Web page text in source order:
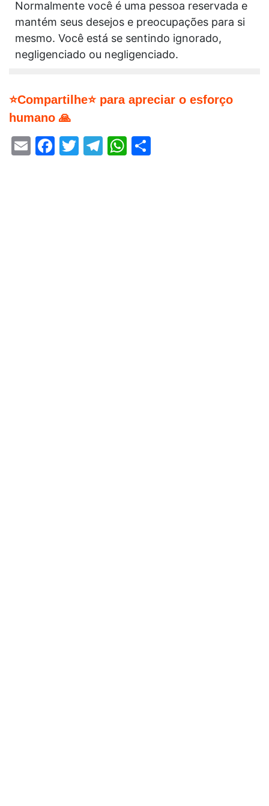
Normalmente você é uma pessoa reservada e
mantém seus desejos e preocupações para si
mesmo. Você está se sentindo ignorado,
negligenciado ou negligenciado.
⭐Compartilhe⭐ para apreciar o esforço
humano 🙏
EmailFacebook
Twitter
Telegram
WhatsApp